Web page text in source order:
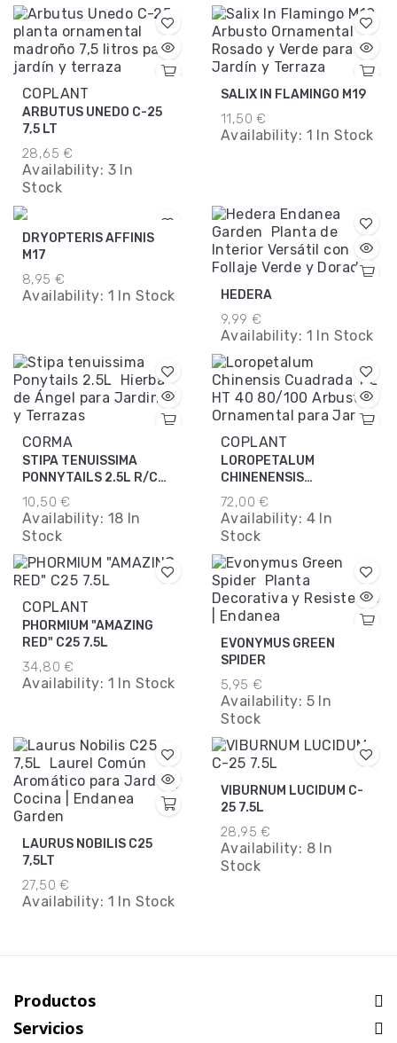
COPLANT
ARBUTUS UNEDO C-25
7,5 LT
28,65 €
Availability: 3 In
Stock
SALIX IN FLAMINGO M19
11,50 €
Availability: 1 In Stock
DRYOPTERIS AFFINIS
M17
8,95 €
Availability: 1 In Stock HEDERA
9,99 €
Availability: 1 In Stock
CORMA
STIPA TENUISSIMA
PONNYTAILS 2.5L R/C
20/30
10,50 €
Availability: 18 In
Stock
COPLANT
LOROPETALUM
CHINENENSIS
CUADRADA 11L HT 40
80/100
72,00 €
Availability: 4 In
Stock
COPLANT
PHORMIUM "AMAZING
RED" C25 7.5L
34,80 €
Availability: 1 In Stock
EVONYMUS GREEN
SPIDER
5,95 €
Availability: 5 In
Stock
LAURUS NOBILIS C25
7,5LT
27,50 €
Availability: 1 In Stock
VIBURNUM LUCIDUM C-
25 7.5L
28,95 €
Availability: 8 In
Stock
Productos
Servicios